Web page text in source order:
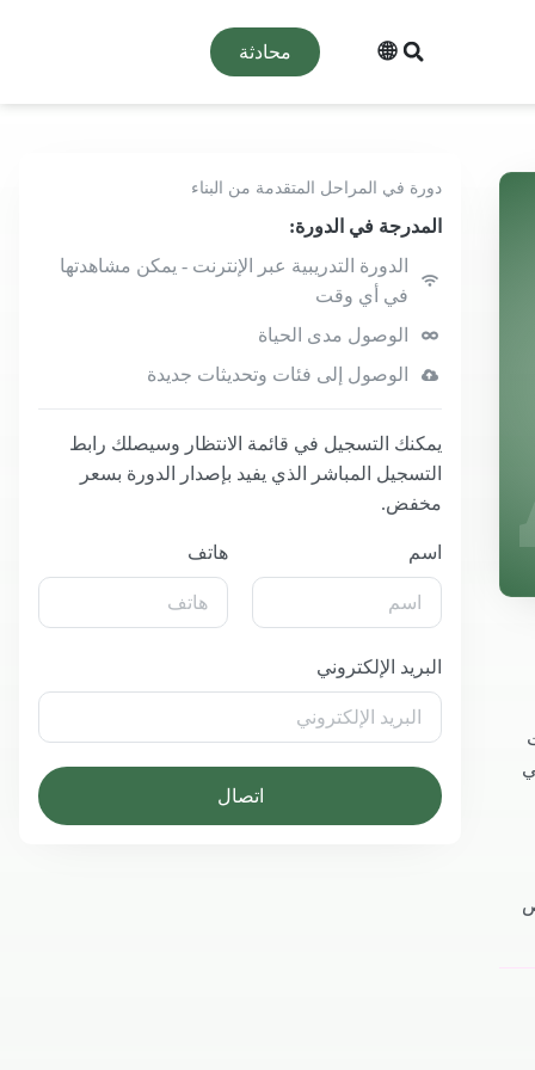
🌐 محادثة
دورة في المراحل المتقدمة من البناء
المدرجة في الدورة:
الدورة التدريبية عبر الإنترنت - يمكن مشاهدتها
في أي وقت
الوصول مدى الحياة
الوصول إلى فئات وتحديثات جديدة
يمكنك التسجيل في قائمة الانتظار وسيصلك رابط
التسجيل المباشر الذي يفيد بإصدار الدورة بسعر
مخفض.
اسم هاتف
البريد الإلكتروني
اتصال